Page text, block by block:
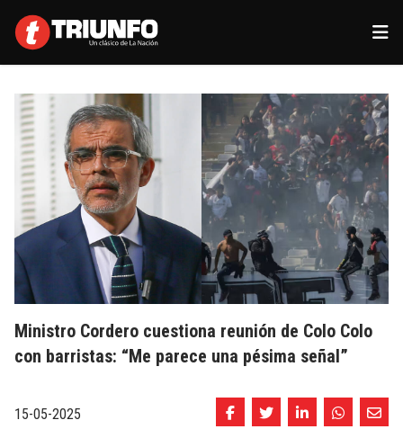
Ministro Cordero cuestiona reunión de Colo Colo
con barristas: “Me parece una pésima señal”
15-05-2025